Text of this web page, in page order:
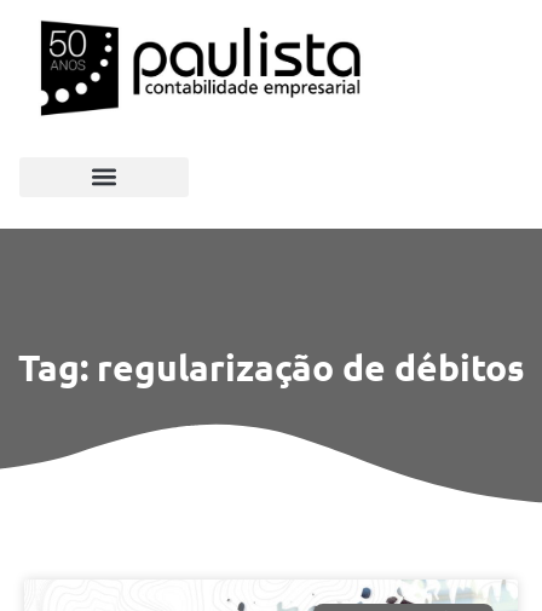
Tag: regularização de débitos